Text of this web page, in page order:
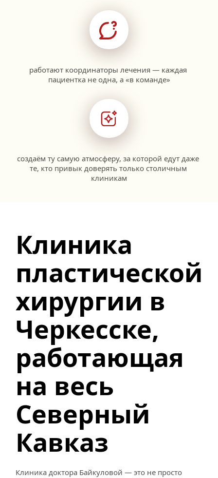
работают координаторы лечения — каждая
пациентка не одна, а «в команде»
создаём ту самую атмосферу, за которой едут даже
те, кто привык доверять только столичным
клиникам
Клиника
пластической
хирургии в
Черкесске,
работающая
на весь
Северный
Кавказ
Клиника доктора Байкуловой — это не просто